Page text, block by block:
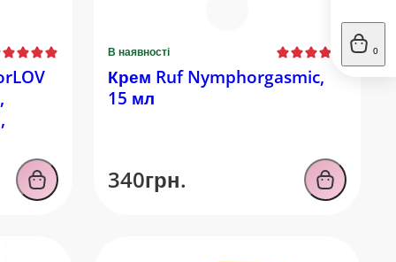
В наявності
Крем Ruf Nymphorgasmic,
15 мл
340грн.
0